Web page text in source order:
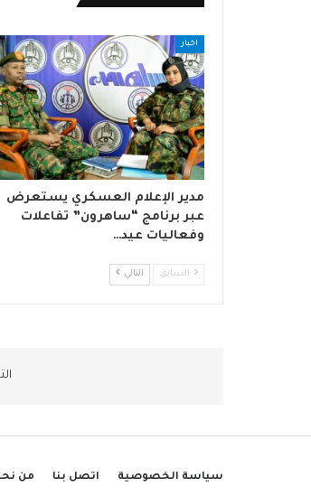
اخبار
مدير الإعلام العسكري يستعرض
عبر برنامج “ساهرون” تفاعلات
وفعاليات عيد…
السابق التالي
سياسة الخصوصية اتصل بنا من